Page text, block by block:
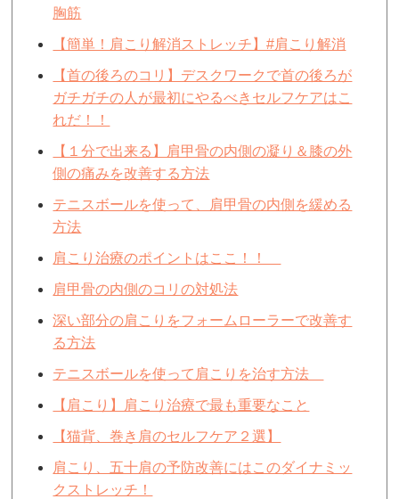
胸筋
【簡単！肩こり解消ストレッチ】#肩こり解消
【首の後ろのコリ】デスクワークで首の後ろが
ガチガチの人が最初にやるべきセルフケアはこ
れだ！！
【１分で出来る】肩甲骨の内側の凝り＆膝の外
側の痛みを改善する方法
テニスボールを使って、肩甲骨の内側を緩める
方法
肩こり治療のポイントはここ！！
肩甲骨の内側のコリの対処法
深い部分の肩こりをフォームローラーで改善す
る方法
テニスボールを使って肩こりを治す方法
【肩こり】肩こり治療で最も重要なこと
【猫背、巻き肩のセルフケア２選】
肩こり、五十肩の予防改善にはこのダイナミッ
クストレッチ！